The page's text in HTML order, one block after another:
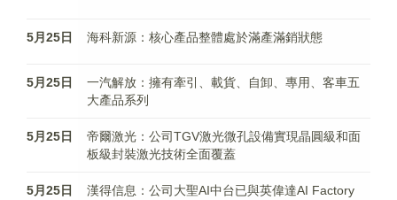
5月25日 海科新源：核心產品整體處於滿產滿銷狀態
5月25日
一汽解放：擁有牽引、載貨、自卸、專用、客車五
大產品系列
5月25日
帝爾激光：公司TGV激光微孔設備實現晶圓級和面
板級封裝激光技術全面覆蓋
5月25日
漢得信息：公司大聖AI中台已與英偉達AI Factory